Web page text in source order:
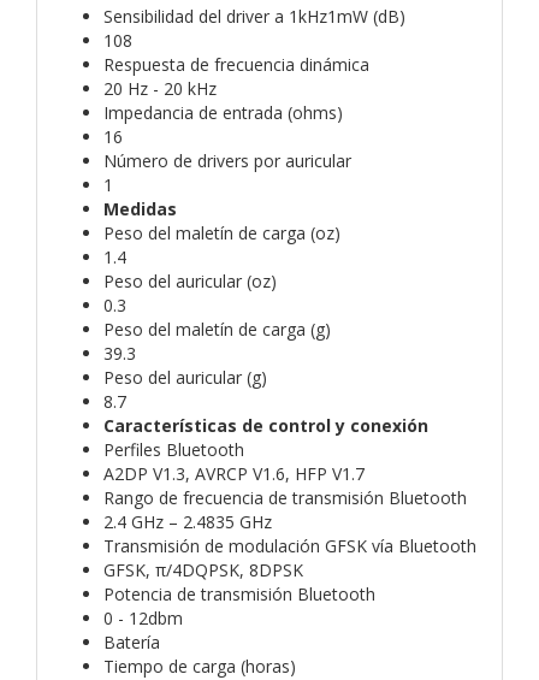
Sensibilidad del driver a 1kHz1mW (dB)
108
Respuesta de frecuencia dinámica
20 Hz - 20 kHz
Impedancia de entrada (ohms)
16
Número de drivers por auricular
1
Medidas
Peso del maletín de carga (oz)
1.4
Peso del auricular (oz)
0.3
Peso del maletín de carga (g)
39.3
Peso del auricular (g)
8.7
Características de control y conexión
Perfiles Bluetooth
A2DP V1.3, AVRCP V1.6, HFP V1.7
Rango de frecuencia de transmisión Bluetooth
2.4 GHz – 2.4835 GHz
Transmisión de modulación GFSK vía Bluetooth
GFSK, π/4DQPSK, 8DPSK
Potencia de transmisión Bluetooth
0 - 12dbm
Batería
Tiempo de carga (horas)